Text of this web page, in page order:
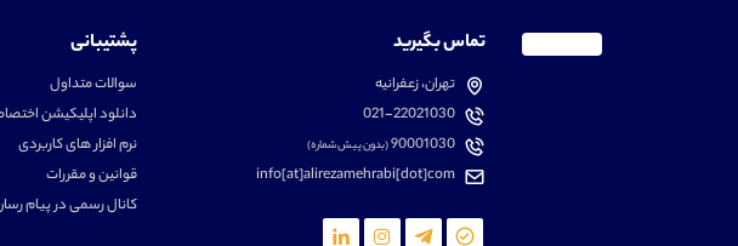
تماس بگیرید
تهران، زعفرانیه
021-22021030
90001030(بدون پیش شماره)
info[at]alirezamehrabi[dot]com
پشتیبانی
سوالات متداول
دانلود اپلیکیشن
نرم افزار های کاربردی
قوانین و مقررات
کانال رسمی در پیام